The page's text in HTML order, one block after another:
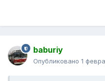
baburiy
Опубликовано 1